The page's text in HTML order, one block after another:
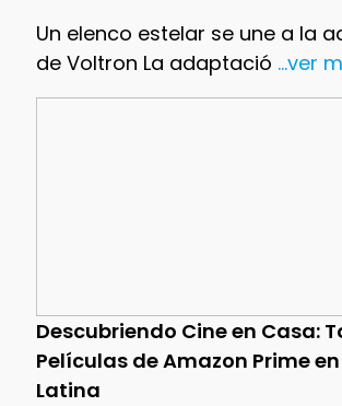
Un elenco estelar se une a la
de Voltron La adaptació ...ver
Descubriendo Cine en Casa:
Películas de Amazon Prime
Latina